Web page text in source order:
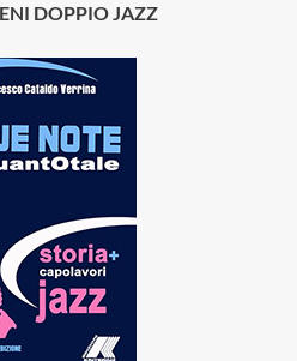
DOPPIO JAZZ